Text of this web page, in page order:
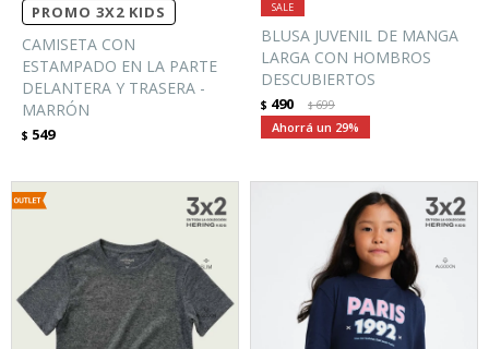
PROMO 3X2 KIDS
CAMISETA CON
ESTAMPADO EN LA PARTE
DELANTERA Y TRASERA -
MARRÓN
$ 549
BLUSA JUVENIL DE MANGA
LARGA CON HOMBROS
DESCUBIERTOS
$ 490 $699
29